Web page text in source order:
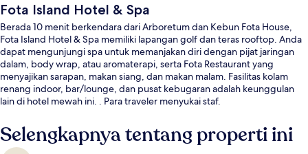
Fota Island Hotel & Spa
Berada 10 menit berkendara dari Arboretum dan Kebun Fota House,
Fota Island Hotel & Spa memiliki lapangan golf dan teras rooftop. Anda
dapat mengunjungi spa untuk memanjakan diri dengan pijat jaringan
dalam, body wrap, atau aromaterapi, serta Fota Restaurant yang
menyajikan sarapan, makan siang, dan makan malam. Fasilitas kolam
renang indoor, bar/lounge, dan pusat kebugaran adalah keunggulan
lain di hotel mewah ini. . Para traveler menyukai staf.
Selengkapnya tentang properti ini